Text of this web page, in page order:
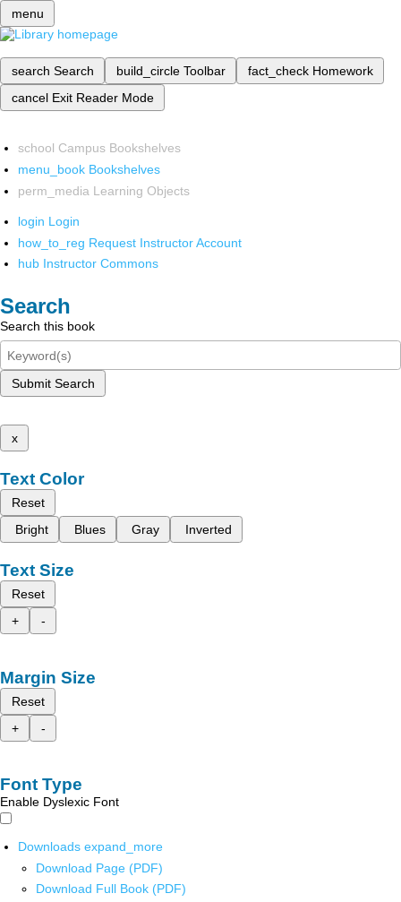
menu
search Search build_circle Toolbar fact_check Homework
cancel Exit Reader Mode
school Campus Bookshelves
menu_book Bookshelves
perm_media Learning Objects
login Login
how_to_reg Request Instructor Account
hub Instructor Commons
Search
Search this book
Submit Search
x
Text Color
Reset
Bright
Blues Gray Inverted
Text Size
Reset
+
-
Margin Size
Reset
+
-
Font Type
Enable Dyslexic Font
Downloads expand_more
Download Page (PDF)
Download Full Book (PDF)